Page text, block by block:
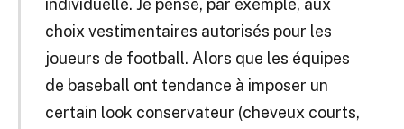
individuelle. Je pense, par exemple, aux
choix vestimentaires autorisés pour les
joueurs de football. Alors que les équipes
de baseball ont tendance à imposer un
certain look conservateur (cheveux courts,